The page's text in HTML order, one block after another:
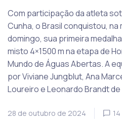
Com participação da atleta
Cunha, o Brasil conquistou,
domingo, sua primeira
misto 4×1500 m na etapa de
Mundo de Águas Abertas. A
por Viviane Jungblut, Ana
Loureiro e Leonardo Brandt
28 de outubro de 2024 14